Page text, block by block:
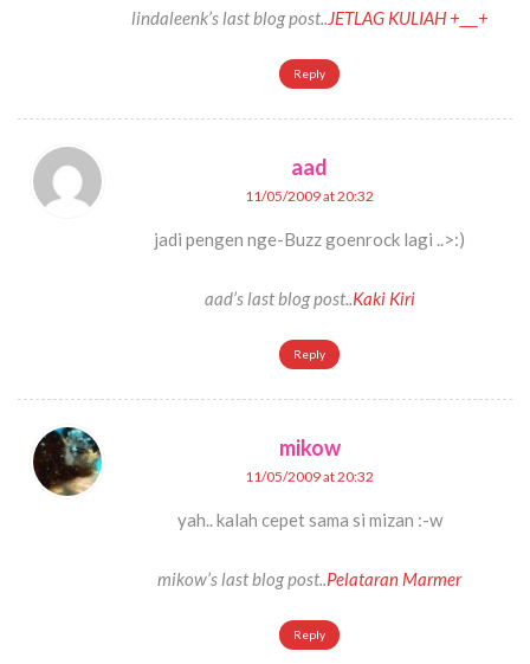
lindaleenk’s last blog post..JETLAG KULIAH +___+
Reply
aad
11/05/2009 at 20:32
jadi pengen nge-Buzz goenrock lagi ..>:)
aad’s last blog post..Kaki Kiri
Reply
mikow
11/05/2009 at 20:32
yah.. kalah cepet sama si mizan :-w
mikow’s last blog post..Pelataran Marmer
Reply